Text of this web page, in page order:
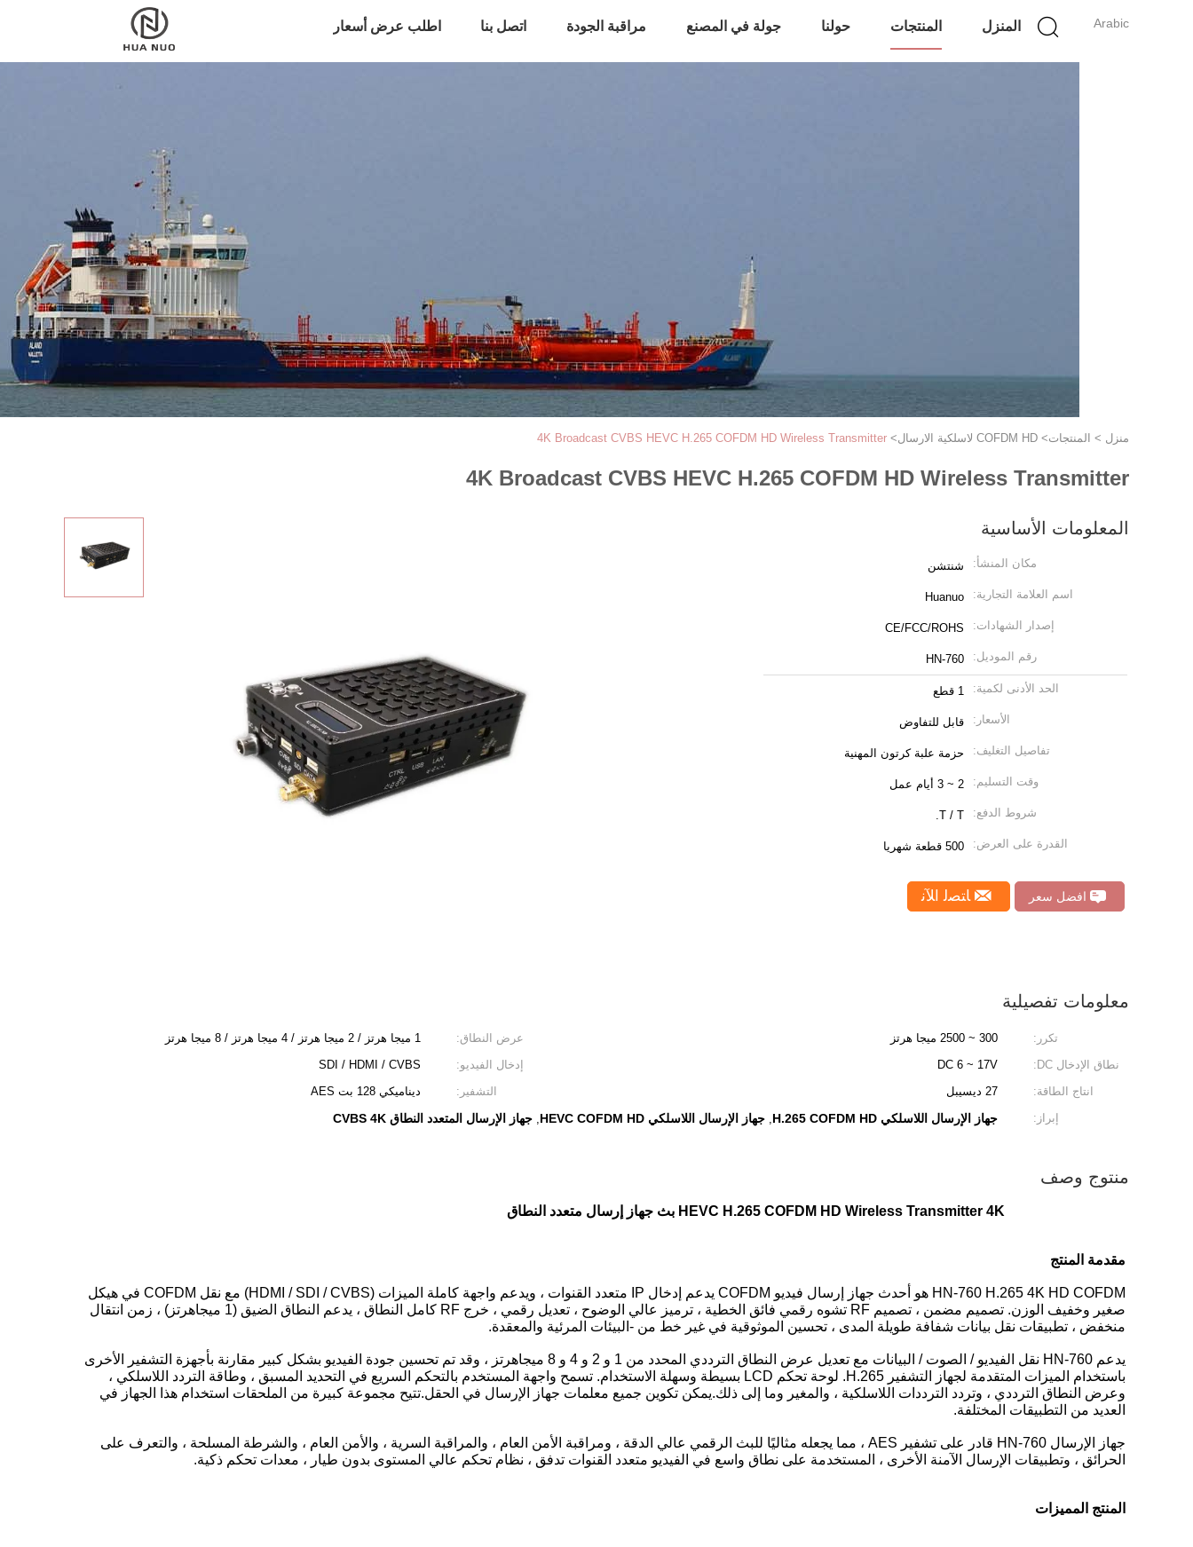
Arabic المنزل المنتجات حولنا جولة في المصنع مراقبة الجودة اتصل بنا اطلب عرض أسعار
منزل > المنتجات> COFDM HD لاسلكية الارسال >
4K Broadcast CVBS HEVC H.265 COFDM HD Wireless Transmitter
4K Broadcast CVBS HEVC H.265 COFDM HD Wireless Transmitter
المعلومات الأساسية
مكان المنشأ: شنتشن
اسم العلامة التجارية: Huanuo
إصدار الشهادات: CE/FCC/ROHS
رقم الموديل: HN-760
الحد الأدنى لكمية: 1 قطع
الأسعار: قابل للتفاوض
تفاصيل التغليف: حزمة علبة كرتون المهنية
وقت التسليم: 2 ~ 3 أيام عمل
شروط الدفع: T / T.
القدرة على العرض: 500 قطعة شهريا
افضل سعر ﺎﺘﺼﻟ ﺍﻶﻧ
معلومات تفصيلية
تكرر: 300 ~ 2500 ميجا هرتز عرض النطاق:
1 ميجا هرتز / 2 ميجا هرتز / 4 ميجا هرتز / 8 ميجا هرتز
نطاق الإدخال DC:
DC 6 ~ 17V إدخال الفيديو:
SDI / HDMI / CVBS
انتاج الطاقة:
27 ديسيبل التشفير:
ديناميكي 128 بت AES
إبراز:
جهاز الإرسال اللاسلكي H.265 COFDM HD , جهاز الإرسال اللاسلكي HEVC COFDM HD , جهاز الإرسال المتعدد النطاق CVBS 4K
منتوج وصف
HEVC H.265 COFDM HD Wireless Transmitter 4K بث جهاز إرسال متعدد النطاق
مقدمة المنتج
HN-760 H.265 4K HD COFDM هو أحدث جهاز إرسال فيديو COFDM يدعم إدخال IP متعدد القنوات ، ويدعم واجهة كاملة الميزات (HDMI / SDI / CVBS) مع نقل COFDM في هيكل
صغير وخفيف الوزن. تصميم مضمن ، تصميم RF تشوه رقمي فائق الخطية ، ترميز عالي الوضوح ، تعديل رقمي ، خرج RF كامل النطاق ، يدعم النطاق الضيق (1 ميجاهرتز) ، زمن انتقال
منخفض ، تطبيقات نقل بيانات شفافة طويلة المدى ، تحسين الموثوقية في غير خط من -البيئات المرئية والمعقدة.
يدعم HN-760 نقل الفيديو / الصوت / البيانات مع تعديل عرض النطاق الترددي المحدد من 1 و 2 و 4 و 8 ميجاهرتز ، وقد تم تحسين جودة الفيديو بشكل كبير مقارنة بأجهزة التشفير الأخرى
باستخدام الميزات المتقدمة لجهاز التشفير H.265. لوحة تحكم LCD بسيطة وسهلة الاستخدام. تسمح واجهة المستخدم بالتحكم السريع في التحديد المسبق ، وطاقة التردد اللاسلكي ،
وعرض النطاق الترددي ، وتردد الترددات اللاسلكية ، والمغير وما إلى ذلك.يمكن تكوين جميع معلمات جهاز الإرسال في الحقل.تتيح مجموعة كبيرة من الملحقات استخدام هذا الجهاز في
العديد من التطبيقات المختلفة.
جهاز الإرسال HN-760 قادر على تشفير AES ، مما يجعله مثاليًا للبث الرقمي عالي الدقة ، ومراقبة الأمن العام ، والمراقبة السرية ، والأمن العام ، والشرطة المسلحة ، والتعرف على
الحرائق ، وتطبيقات الإرسال الآمنة الأخرى ، المستخدمة على نطاق واسع في الفيديو متعدد القنوات تدفق ، نظام تحكم عالي المستوى بدون طيار ، معدات تحكم ذكية.
المنتج المميزات